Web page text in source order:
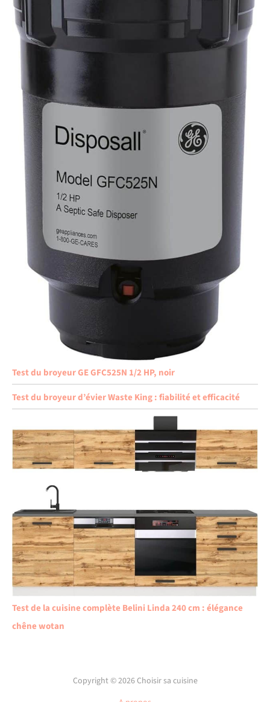
Test du broyeur GE GFC525N 1/2 HP, noir
Test du broyeur d’évier Waste King : fiabilité et efficacité
Test de la cuisine complète Belini Linda 240 cm : élégance
chêne wotan
Copyright © 2026 Choisir sa cuisine